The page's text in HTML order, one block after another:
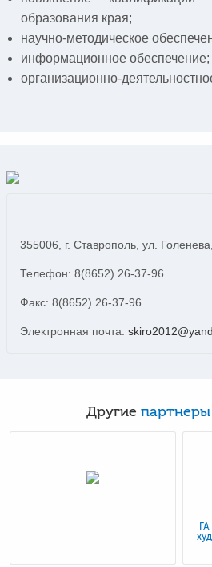
образования края;
научно-методическое
информационное обеспечение;
организационно-
355006, г. Ставрополь, ул.
Телефон: 8(8652) 26-37-96
Факс: 8(8652) 26-37-96
Электронная почта:
Другие партнеры